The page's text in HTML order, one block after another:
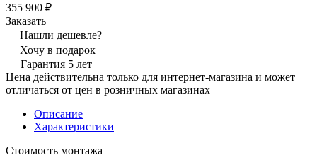
355 900 ₽
Заказать
Нашли дешевле?
Хочу в подарок
Гарантия 5 лет
Цена действительна только для интернет-магазина и может
отличаться от цен в розничных магазинах
Описание
Характеристики
Стоимость монтажа